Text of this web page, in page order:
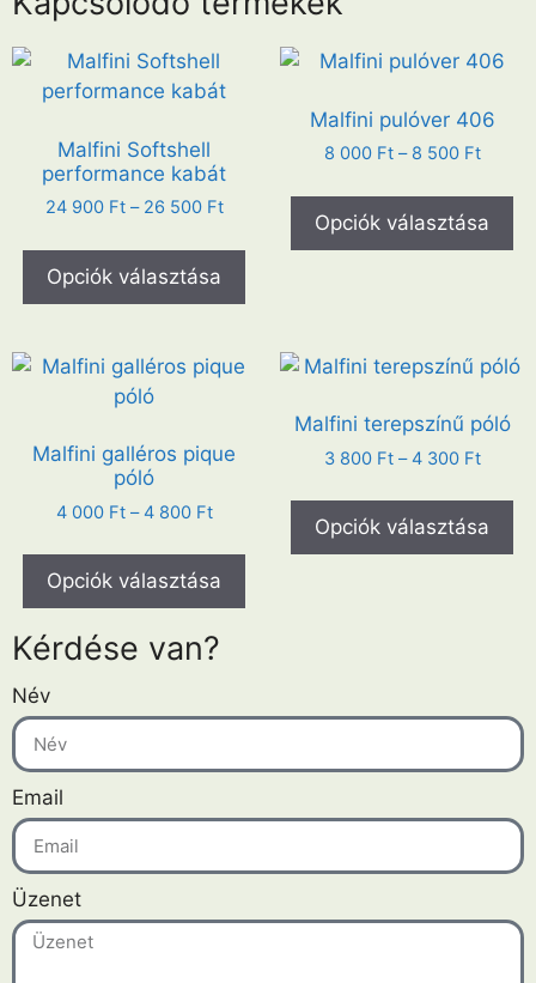
Malfini Softshell
performance kabát
24 900 Ft – 26 500 Ft
Opciók választása
Malfini pulóver 406
8 000 Ft – 8 500 Ft
Opciók választása
Malfini galléros pique
póló
4 000 Ft – 4 800 Ft
Opciók választása
Malfini terepszínű póló
3 800 Ft – 4 300 Ft
Opciók választása
Kérdése van?
Név
Email
Üzenet